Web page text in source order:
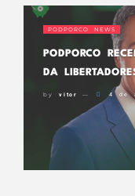
PODPORCO NEWS
PODPORCO
DA
by vitor 4 de